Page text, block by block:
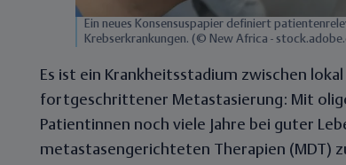
Ein neues Konsensuspapier definiert
Krebserkrankungen. (© New Africa -
Es ist ein Krankheitsstadium zwischen
fortgeschrittener Metastasierung: Mit
Patientinnen noch viele Jahre bei guter
metastasengerichteten Therapien (MDT)